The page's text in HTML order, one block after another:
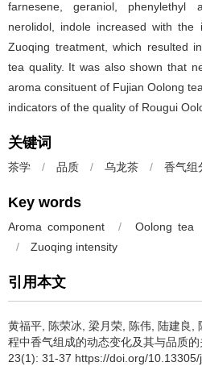
farnesene, geraniol, phenylethyl
nerolidol, indole increased with
Zuoqing treatment, which resulted
tea quality. It was also shown that
aroma consituent of Fujian Oolong
indicators of the quality of Rougui
关键词
茶学 / 品质 / 乌龙茶 / 香气组
Key words
Aroma component / Oolong tea
/
Zuoqing intensity
引用本文
黄福平, 陈荣冰, 梁月荣, 陈伟, 陆建良,
程中香气组成的动态变化及其与品质的
23(1): 31-37 https://doi.org/